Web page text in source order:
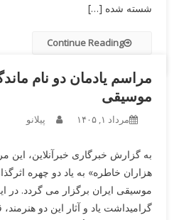
شسته شده […]
Continue Reading
مراسم یادمان دو نام
موسیقی
مرداد ۱, ۱۴۰۵ پیلانو
به گزارش خبرگاری خبرآنلاین، این
هزاران خاطره» به یاد دو چهره
موسیقی ایران برگزار می گردد. در
گرامیداشت یاد و آثار این دو